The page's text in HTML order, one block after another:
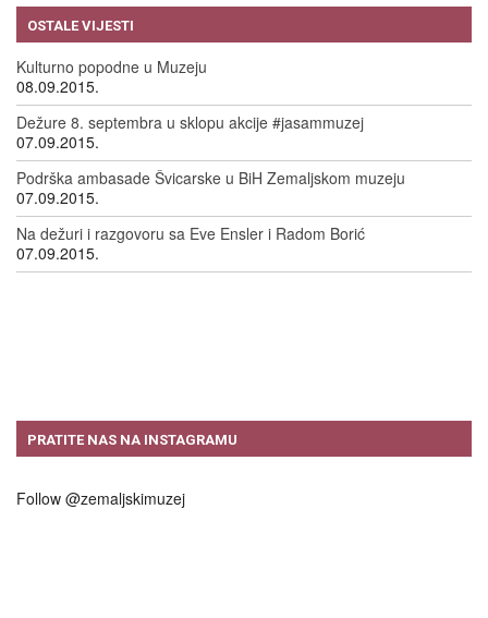
OSTALE VIJESTI
Kulturno popodne u Muzeju
08.09.2015.
Dežure 8. septembra u sklopu akcije #jasammuzej
07.09.2015.
Podrška ambasade Švicarske u BiH Zemaljskom muzeju
07.09.2015.
Na dežuri i razgovoru sa Eve Ensler i Radom Borić
07.09.2015.
PRATITE NAS NA INSTAGRAMU
Follow @zemaljskimuzej